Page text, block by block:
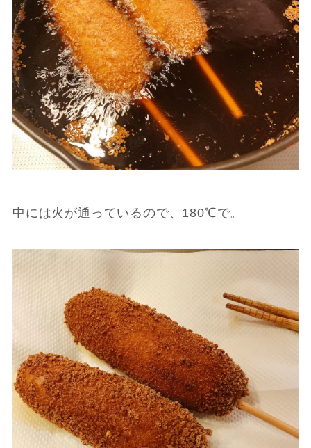
中には火が通っているので、180℃で。